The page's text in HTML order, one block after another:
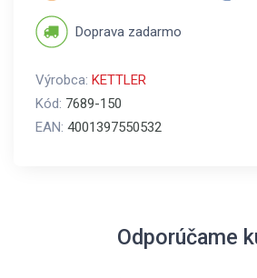
Doprava zadarmo
Výrobca: KETTLER
Kód: 7689-150
EAN: 4001397550532
Odporúčame